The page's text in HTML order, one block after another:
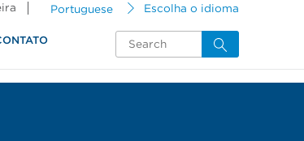
Portuguese Escolha o idioma